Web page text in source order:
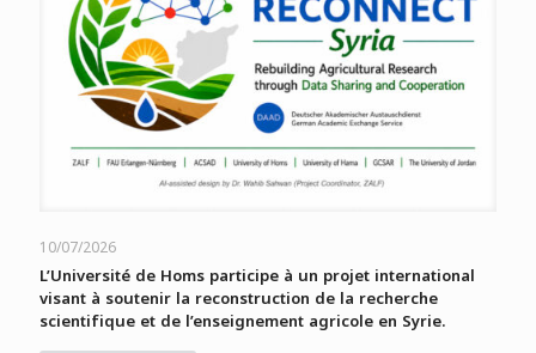
10/07/2026
L’Université de Homs participe à un projet international
visant à soutenir la reconstruction de la recherche
scientifique et de l’enseignement agricole en Syrie.